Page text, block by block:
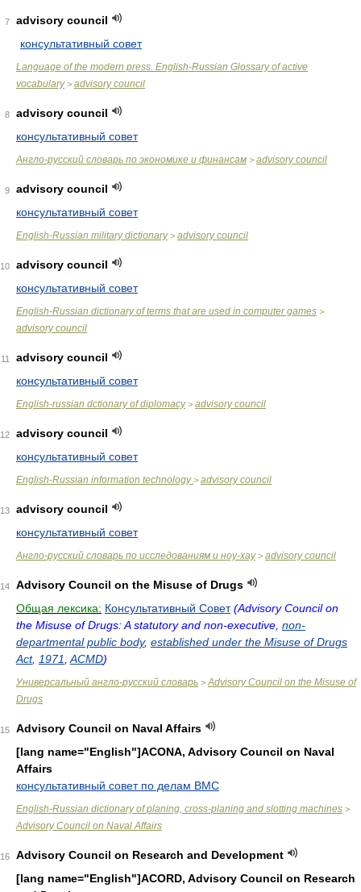
7
advisory council
консультативный совет
Language of the modern press. English-Russian Glossary of active
vocabulary> advisory council
8
advisory council
консультативный совет
Англо-русский словарь по экономике и финансам > advisory council
9
advisory council
консультативный совет
English-Russian military dictionary> advisory council
10
advisory council
консультативный совет
English-Russian dictionary of terms that are used in computer games >
advisory council
11
advisory council
консультативный совет
English-russian dctionary of diplomacy> advisory council
12
advisory council
консультативный совет
English-Russian information technology> advisory council
13
advisory council
консультативный совет
Англо-русский словарь по исследованиям и ноу-хау> advisory council
14
Advisory Council on the Misuse of Drugs
Общая лексика: Консультативный Совет (Advisory Council on
the Misuse of Drugs: A statutory and non-executive, non-
departmental public body, established under the Misuse of Drugs
Act, 1971 ACMD)
Универсальный англо-русский словарь > Advisory Council on the Misuse of
Drugs
15
Advisory Council on Naval Affairs
[lang name="English"]ACONA, Advisory Council on Naval
Affairs
консультативный совет по делам ВМС
English-Russian dictionary of planing, cross-planing and slotting machines >
Advisory Council on Naval Affairs
16
Advisory Council on Research and Development
[lang name="English"]ACORD, Advisory Council on Research